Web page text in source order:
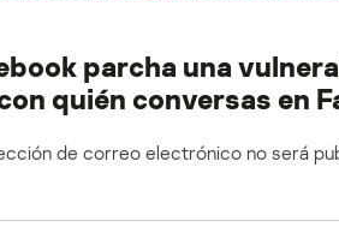
parcha una
quién conversas en
de correo electrónico no será